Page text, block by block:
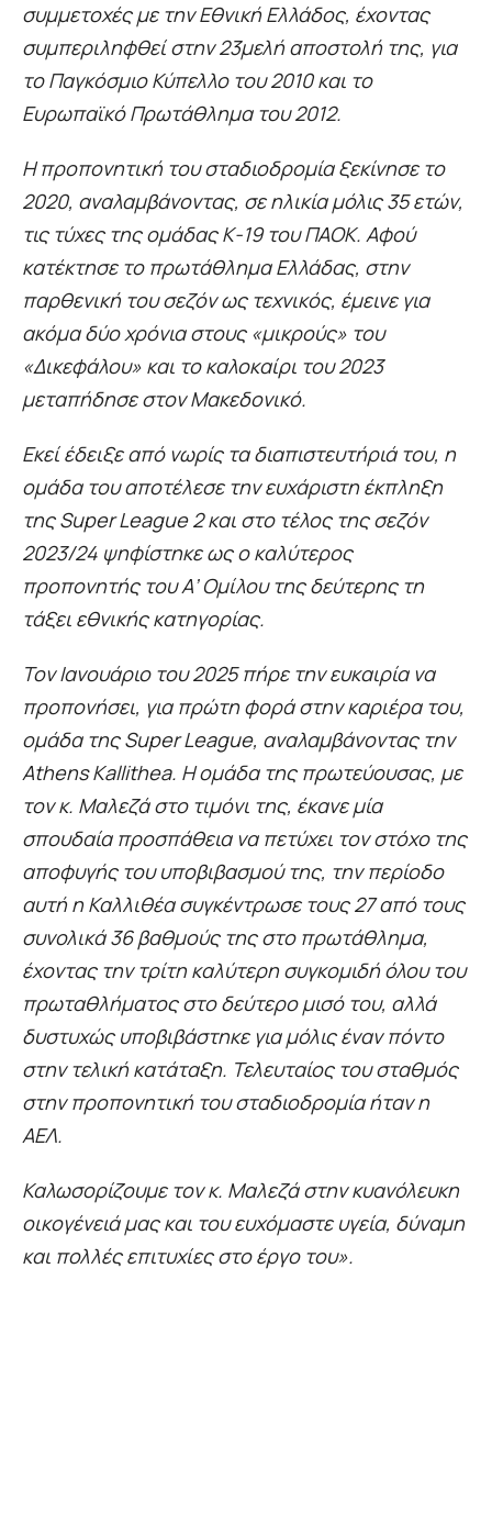
συμμετοχές με την Εθνική Ελλάδος, έχοντας
συμπεριληφθεί στην 23μελή αποστολή της, για
το Παγκόσμιο Κύπελλο του 2010 και το
Ευρωπαϊκό Πρωτάθλημα του 2012.
Η προπονητική του σταδιοδρομία ξεκίνησε το
2020, αναλαμβάνοντας, σε ηλικία μόλις 35 ετών,
τις τύχες της ομάδας Κ-19 του ΠΑΟΚ. Αφού
κατέκτησε το πρωτάθλημα Ελλάδας, στην
παρθενική του σεζόν ως τεχνικός, έμεινε για
ακόμα δύο χρόνια στους «μικρούς» του
«Δικεφάλου» και το καλοκαίρι του 2023
μεταπήδησε στον Μακεδονικό.
Εκεί έδειξε από νωρίς τα διαπιστευτήριά του, η
ομάδα του αποτέλεσε την ευχάριστη έκπληξη
της Super League 2 και στο τέλος της σεζόν
2023/24 ψηφίστηκε ως ο καλύτερος
προπονητής του Α’ Ομίλου της δεύτερης τη
τάξει εθνικής κατηγορίας.
Τον Ιανουάριο του 2025 πήρε την ευκαιρία να
προπονήσει, για πρώτη φορά στην καριέρα του,
ομάδα της Super League, αναλαμβάνοντας την
Athens Kallithea. Η ομάδα της πρωτεύουσας, με
τον κ. Μαλεζά στο τιμόνι της, έκανε μία
σπουδαία προσπάθεια να πετύχει τον στόχο της
αποφυγής του υποβιβασμού της, την περίοδο
αυτή η Καλλιθέα συγκέντρωσε τους 27 από τους
συνολικά 36 βαθμούς της στο πρωτάθλημα,
έχοντας την τρίτη καλύτερη συγκομιδή όλου του
πρωταθλήματος στο δεύτερο μισό του, αλλά
δυστυχώς υποβιβάστηκε για μόλις έναν πόντο
στην τελική κατάταξη. Τελευταίος του σταθμός
στην προπονητική του σταδιοδρομία ήταν η
ΑΕΛ.
Καλωσορίζουμε τον κ. Μαλεζά στην κυανόλευκη
οικογένειά μας και του ευχόμαστε υγεία, δύναμη
και πολλές επιτυχίες στο έργο του».